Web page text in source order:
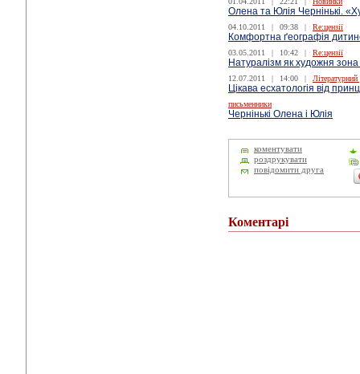
Олена та Юлія Чернінькі.
04.10.2011 | 09:38 | Re:цензії
Комфортна ґеографія
03.05.2011 | 10:42 | Re:цензії
Натуралізм як художня
12.07.2011 | 14:00 |
Цікава есхатологія від
письменники
Чернінькі Олена і Юлія
коментувати
роздрукувати
повідомити друга
Коментарі